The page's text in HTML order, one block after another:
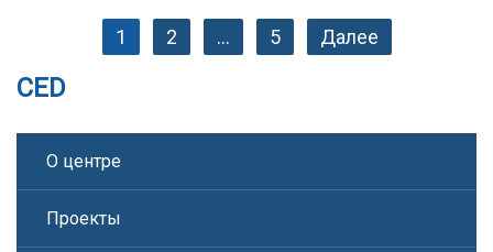
1 2 … 5 Далее
CED
О центре
Проекты